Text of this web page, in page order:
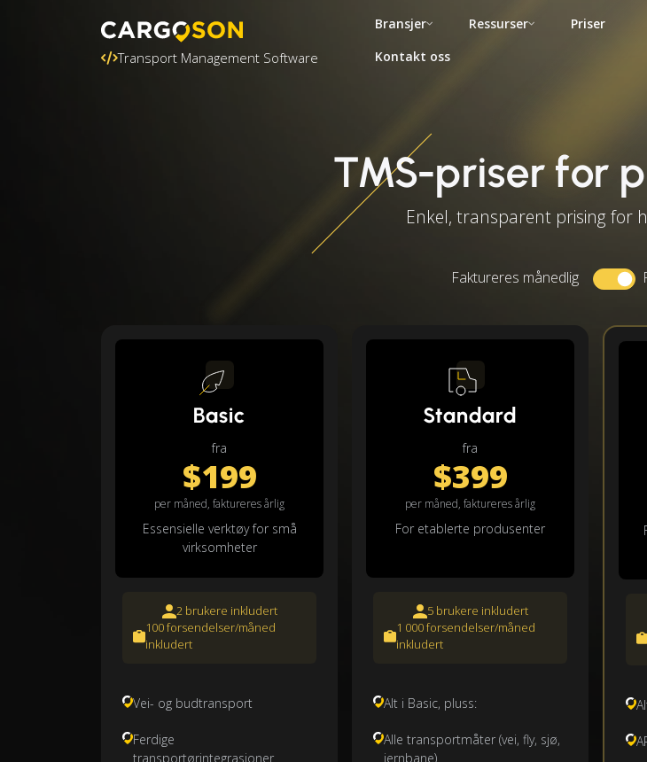
Transport Management Software
Bransjer Ressurser
Priser
Kontakt oss
TMS-priser for
Enkel, transparent prising for
Faktureres månedlig
Basic
fra
$199
per måned, faktureres årlig
Essensielle verktøy for små
virksomheter
2 brukere inkludert
100 forsendelser/måned
inkludert
Vei- og budtransport
Ferdige
transportørintegrasjoner
Standard
fra
$399
per måned, faktureres årlig
For etablerte produsenter
5 brukere inkludert
1 000 forsendelser/måned
inkludert
Alt i Basic, pluss:
Alle transportmåter (vei, fly, sjø,
jernbane)